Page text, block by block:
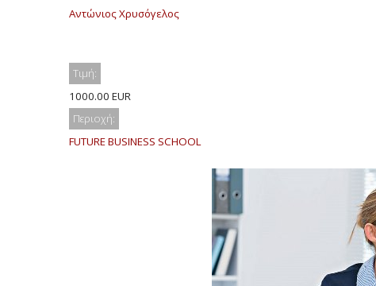
Αντώνιος Χρυσόγελος
Τιμή:
1000.00 EUR
Περιοχή:
FUTURE BUSINESS SCHOOL